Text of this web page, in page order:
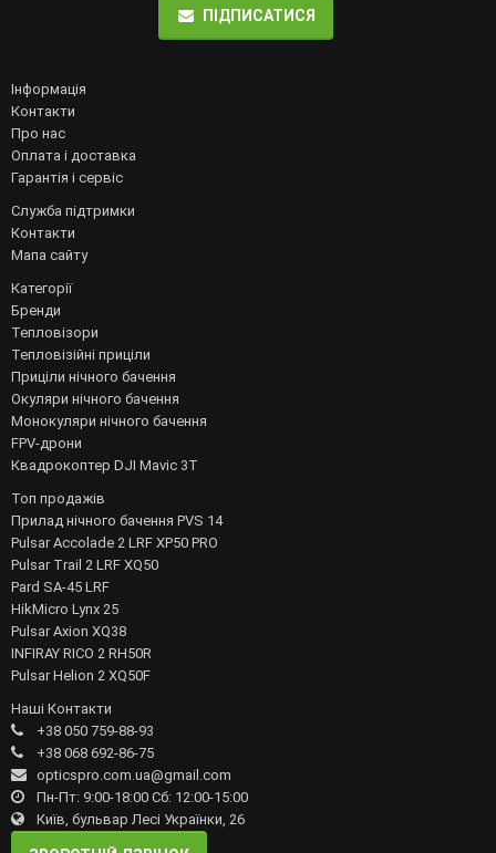
ПІДПИСАТИСЯ
Інформація
Контакти
Про нас
Оплата і доставка
Гарантія і сервіс
Служба підтримки
Контакти
Мапа сайту
Категорії
Бренди
Тепловізори
Тепловізійні приціли
Приціли нічного бачення
Окуляри нічного бачення
Монокуляри нічного бачення
FPV-дрони
Квадрокоптер DJI Mavic 3T
Топ продажів
Прилад нічного бачення PVS 14
Pulsar Accolade 2 LRF XP50 PRO
Pulsar Trail 2 LRF XQ50
Pard SA-45 LRF
HikMicro Lynx 25
Pulsar Axion XQ38
INFIRAY RICO 2 RH50R
Pulsar Helion 2 XQ50F
Наші Контакти
+38 050 759-88-93
+38 068 692-86-75
opticspro.com.ua@gmail.com
Пн-Пт: 9:00-18:00 Сб: 12:00-15:00
Київ, бульвар Лесі Українки, 26